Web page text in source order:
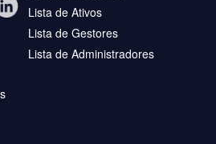
Lista de Ativos
Lista de Gestores
Lista de Administradores